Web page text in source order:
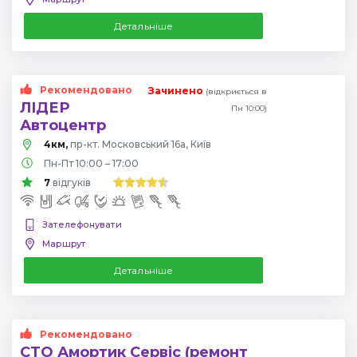
Детальніше
Рекомендовано
ЛІДЕР
Автоцентр
Зачинено (відкриється в
Пн 10:00)
4км, пр-кт. Московський 16а, Київ
Пн-Пт 10:00 – 17:00
7 відгуків
Зателефонувати
Маршрут
Детальніше
Рекомендовано
СТО Амортик Сервіс (ремонт